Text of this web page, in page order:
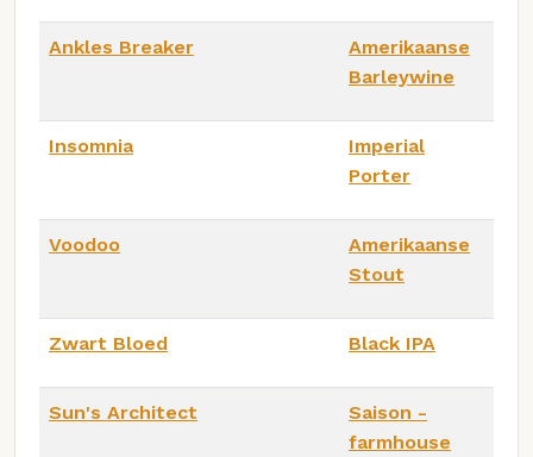
Ankles Breaker
Amerikaanse
Barleywine
Insomnia
Imperial
Porter
Voodoo
Amerikaanse
Stout
Zwart Bloed Black IPA
Sun's Architect
Saison -
farmhouse